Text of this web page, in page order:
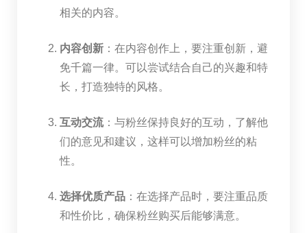
相关的内容。
内容创新：在内容创作上，要注重创新，避
免千篇一律。可以尝试结合自己的兴趣和特
长，打造独特的风格。
互动交流：与粉丝保持良好的互动，了解他
们的意见和建议，这样可以增加粉丝的粘
性。
选择优质产品：在选择产品时，要注重品质
和性价比，确保粉丝购买后能够满意。